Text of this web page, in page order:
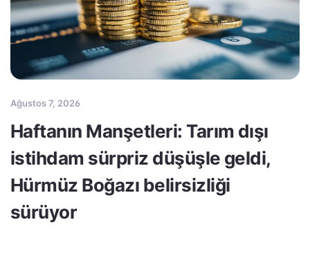
Ağustos 7, 2026
Haftanın Manşetleri: Tarım dışı
istihdam sürpriz düşüşle geldi,
Hürmüz Boğazı belirsizliği
sürüyor